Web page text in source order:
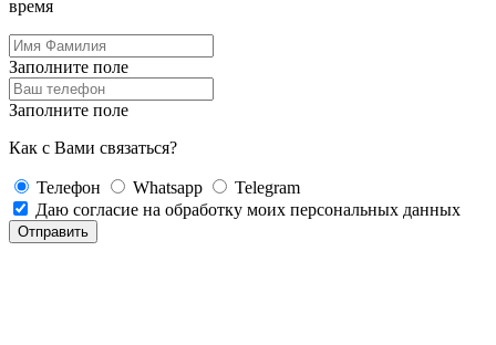
время
Заполните поле
Заполните поле
Как с Вами связаться?
Телефон Whatsapp
Telegram
Даю согласие на обработку моих персональных данных
Отправить